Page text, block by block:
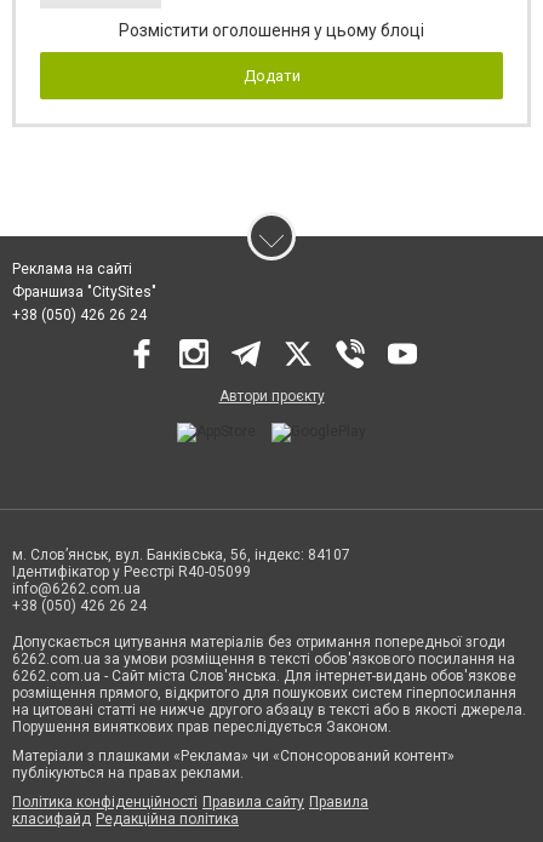
Розмістити оголошення у цьому блоці
Додати
Реклама на сайті
Франшиза "CitySites"
+38 (050) 426 26 24
Автори проєкту
м. Слов’янськ, вул. Банківська, 56, індекс: 84107
Ідентифікатор у Реєстрі R40-05099
info@6262.com.ua
+38 (050) 426 26 24
Допускається цитування матеріалів без отримання попередньої згоди
6262.com.ua за умови розміщення в тексті обов'язкового посилання на
6262.com.ua - Сайт міста Слов'янська. Для інтернет-видань обов'язкове
розміщення прямого, відкритого для пошукових систем гіперпосилання
на цитовані статті не нижче другого абзацу в тексті або в якості джерела.
Порушення виняткових прав переслідується Законом.
Матеріали з плашками «Реклама» чи «Спонсорований контент»
публікуються на правах реклами.
Політика конфіденційності Правила сайту Правила
класифайд Редакційна політика